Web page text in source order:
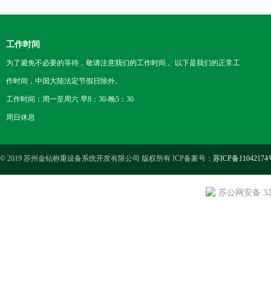
工作时间
为了避免不必要的等待，敬请注意我们的工作时间 。以下是我们的正常工
作时间，中国大陆法定节假日除外。
工作时间：周一至周六 早8：30-晚5：30
周日休息
© 2019 苏州金钻称重设备系统开发有限公司 版权所有 ICP备案号： 苏ICP备11042174
苏公网安备